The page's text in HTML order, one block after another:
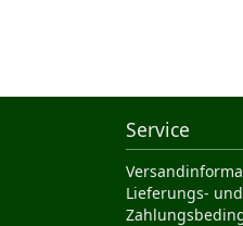
Service
Lieferungs- und